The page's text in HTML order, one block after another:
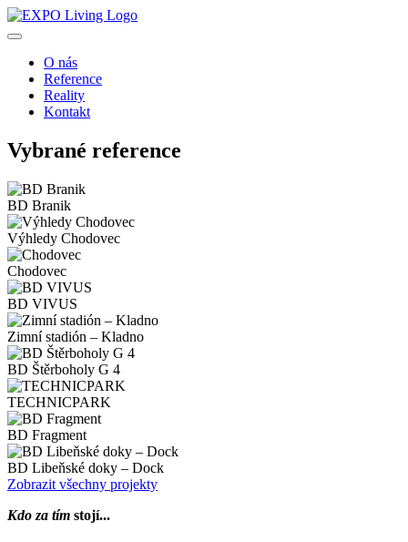
O nás
Reference
Reality
Kontakt
Vybrané reference
BD Branik
Výhledy Chodovec
Chodovec
BD VIVUS
Zimní stadión – Kladno
BD Štěrboholy G 4
TECHNICPARK
BD Fragment
BD Libeňské doky – Dock
Zobrazit všechny projekty
Kdo za tím stojí...